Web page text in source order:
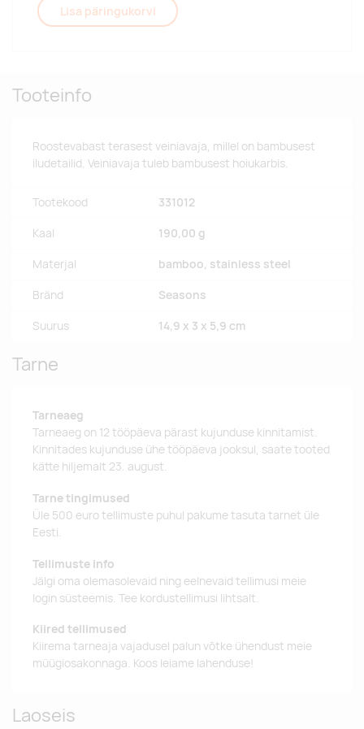
Lisa päringukorvi
Tooteinfo
Roostevabast terasest veiniavaja, millel on bambusest
iludetailid. Veiniavaja tuleb bambusest hoiukarbis.
Tootekood 331012
Kaal 190,00 g
Materjal bamboo, stainless steel
Bränd Seasons
Suurus 14,9 x 3 x 5,9 cm
Tarne
Tarneaeg
Tarneaeg on 12 tööpäeva pärast kujunduse kinnitamist.
Kinnitades kujunduse ühe tööpäeva jooksul, saate tooted
kätte hiljemalt 23. august.
Tarne tingimused
Üle 500 euro tellimuste puhul pakume tasuta tarnet üle
Eesti.
Tellimuste info
Jälgi oma olemasolevaid ning eelnevaid tellimusi meie
login süsteemis. Tee kordustellimusi lihtsalt.
Kiired tellimused
Kiirema tarneaja vajadusel palun võtke ühendust meie
müügiosakonnaga. Koos leiame lahenduse!
Laoseis